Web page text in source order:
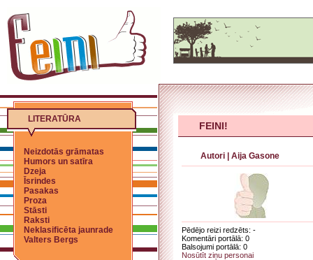
LITERATŪRA
Neizdotās grāmatas
Humors un satīra
Dzeja
Īsrindes
Pasakas
Proza
Stāsti
Raksti
Neklasificēta jaunrade
Valters Bergs
FEINI!
Autori Aija Gasone
Pēdējo reizi redzēts: -
Komentāri portālā: 0
Balsojumi portālā: 0
Nosūtīt ziņu personai